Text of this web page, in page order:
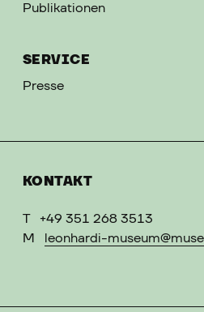
Publikationen
SERVICE
Presse
KONTAKT
T
+49 351 268 3513
M
leonhardi-